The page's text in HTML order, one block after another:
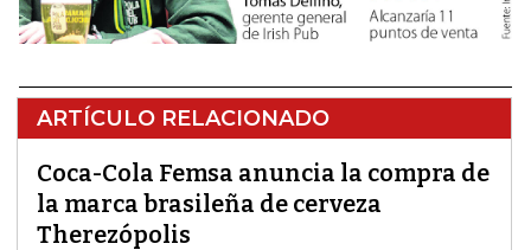
ARTÍCULO RELACIONADO
Coca-Cola Femsa anuncia la compra de
la marca brasileña de cerveza
Therezópolis